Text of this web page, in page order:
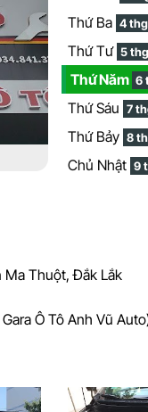
Thứ Ba 4
Thứ Tư 5
Thứ Năm 6
Thứ Sáu 7
Thứ Bảy 8
Chủ Nhật 9
Ma Thuột, Đắk Lắk
Ô Tô Anh Vũ